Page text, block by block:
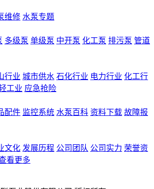
维修 水泵专题
多级泵 单级泵 中开泵 化工泵 排污泵 管道
行业 城市供水 石化行业 电力行业 化工行
工业 应急抢险
配件 监控系统 水泵百科 资料下载 故障报
文化 发展历程 公司团队 公司实力 荣誉资
看更多